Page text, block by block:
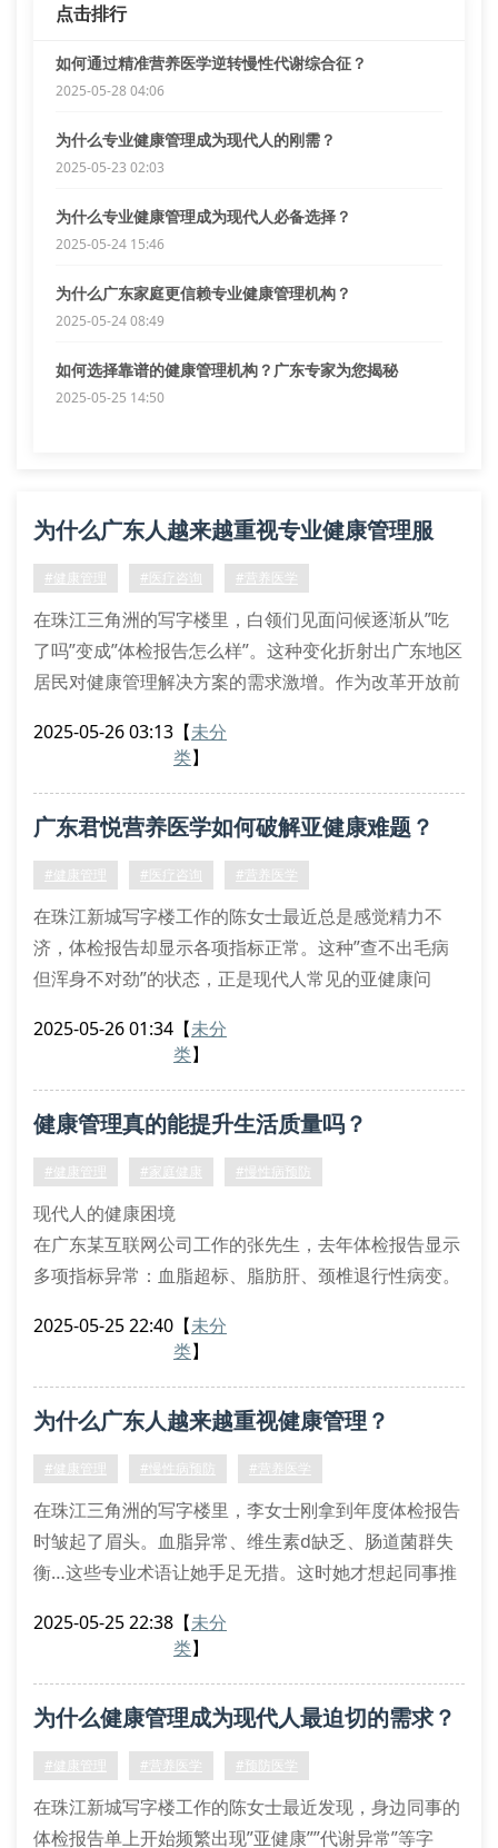
点击排行
如何通过精准营养医学逆转慢性代谢综合征？
2025-05-28 04:06
为什么专业健康管理成为现代人的刚需？
2025-05-23 02:03
为什么专业健康管理成为现代人必备选择？
2025-05-24 15:46
为什么广东家庭更信赖专业健康管理机构？
2025-05-24 08:49
如何选择靠谱的健康管理机构？广东专家为您揭秘
2025-05-25 14:50
为什么广东人越来越重视专业健康管理服
务？
#健康管理 #医疗咨询 #营养医学
在珠江三角洲的写字楼里，白领们见面问候逐渐从”吃
了吗”变成”体检报告怎么样”。这种变化折射出广东地区
居民对健康管理解决方案的需求激增。作为改革开放前
亚健康状态带来的困扰。
广东君悦为代表的专业机构，通过生物电阻抗分析、代
谢组学检测等前沿技术，为每位客户建立动态健康档
2025-05-26 03:13 【未分
类】
广东君悦营养医学如何破解亚健康难题？
#健康管理 #医疗咨询 #营养医学
在珠江新城写字楼工作的陈女士最近总是感觉精力不
济，体检报告却显示各项指标正常。这种”查不出毛病
但浑身不对劲”的状态，正是现代人常见的亚健康问
和营养干预，80%的亚健康状态都能得到有效改善。
检测的价值所在。以维生素d检测为例，广东地区上班
族缺乏率高达72%，会导致免疫力下降和
2025-05-26 01:34 【未分
类】
健康管理真的能提升生活质量吗？
#健康管理 #家庭健康 #慢性病预防
现代人的健康困境
在广东某互联网公司工作的张先生，去年体检报告显示
多项指标异常：血脂超标、脂肪肝、颈椎退行性病变。
76%的职场人士存在亚健康问题。面对这样的健康警
1. 精准检测先行
在君悦营养医学的健康检测中心，客户可体验包含代谢
2025-05-25 22:40 【未分
类】
为什么广东人越来越重视健康管理？
#健康管理 #慢性病预防 #营养医学
在珠江三角洲的写字楼里，李女士刚拿到年度体检报告
时皱起了眉头。血脂异常、维生素d缺乏、肠道菌群失
衡…这些专业术语让她手足无措。这时她才想起同事推
养干预方案，或许能找到改善亚健康状态的钥匙。
白领的新刚需。专业机构提供的基因检测解读能揭示先
天患病风险，结合生活方式追踪形
2025-05-25 22:38 【未分
类】
为什么健康管理成为现代人最迫切的需求？
#健康管理 #营养医学 #预防医学
在珠江新城写字楼工作的陈女士最近发现，身边同事的
体检报告单上开始频繁出现”亚健康””代谢异常”等字